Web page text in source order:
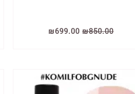
₪850.00
המחיר
המקורי
₪699.00
הנוכחי